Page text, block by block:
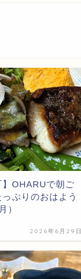
】OHARUで朝ご
ぷりのおはよう
）
2026年6月29日